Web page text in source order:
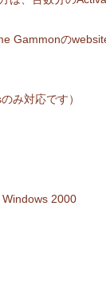
Gammonの
み対応です）
2000